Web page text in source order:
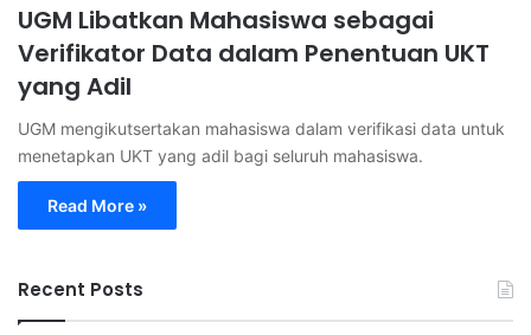
UGM Libatkan Mahasiswa sebagai
Verifikator Data dalam Penentuan UKT
yang Adil
UGM mengikutsertakan mahasiswa dalam verifikasi data untuk
menetapkan UKT yang adil bagi seluruh mahasiswa.
Read More »
Recent Posts